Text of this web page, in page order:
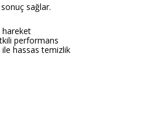
sağlar.
hareket
performans
hassas temizlik